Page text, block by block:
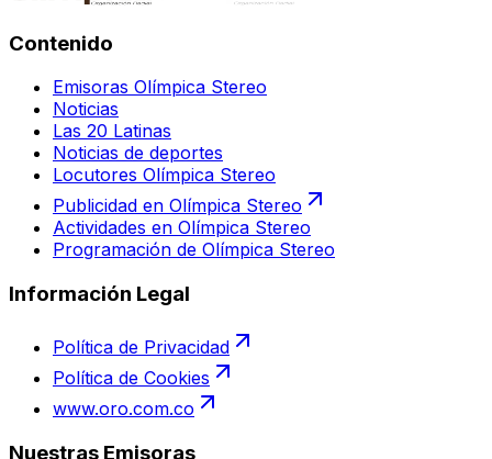
Contenido
Emisoras Olímpica Stereo
Noticias
Las 20 Latinas
Noticias de deportes
Locutores Olímpica Stereo
Publicidad en Olímpica Stereo
Actividades en Olímpica Stereo
Programación de Olímpica Stereo
Información Legal
Política de Privacidad
Política de Cookies
www.oro.com.co
Nuestras Emisoras